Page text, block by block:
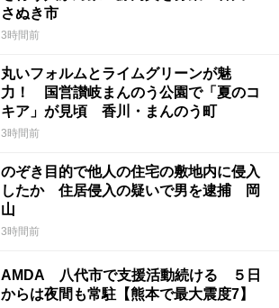
さぬき市
3時間前
丸いフォルムとライムグリーンが魅
力！ 国営讃岐まんのう公園で「夏のコ
キア」が見頃 香川・まんのう町
3時間前
のぞき目的で他人の住宅の敷地内に侵入
したか 住居侵入の疑いで男を逮捕 岡
山
3時間前
AMDA 八代市で支援活動続ける ５日
からは夜間も常駐【熊本で最大震度7】